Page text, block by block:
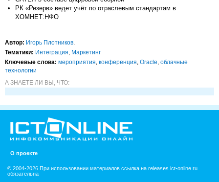
РК «Резерв» ведет учёт по отраслевым стандартам в
ХОМНЕТ:НФО
Автор: Игорь Плотников.
Тематики: Интеграция, Маркетинг
Ключевые слова: мероприятия, конференция, Oracle, облачные
технологии
А ЗНАЕТЕ ЛИ ВЫ, ЧТО:
О проекте
© 2004-2026 При использовании материалов ссылка на releases.ict-online.ru
обязательна